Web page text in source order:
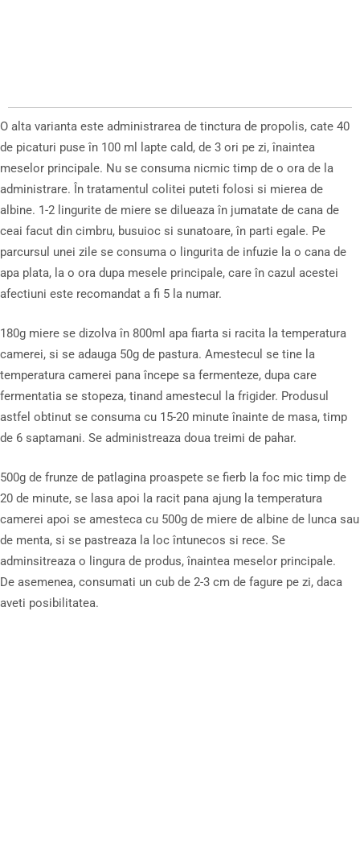
O alta varianta este administrarea de tinctura de propolis, cate 40
de picaturi puse în 100 ml lapte cald, de 3 ori pe zi, înaintea
meselor principale. Nu se consuma nicmic timp de o ora de la
administrare. În tratamentul colitei puteti folosi si mierea de
albine. 1-2 lingurite de miere se dilueaza în jumatate de cana de
ceai facut din cimbru, busuioc si sunatoare, în parti egale. Pe
parcursul unei zile se consuma o lingurita de infuzie la o cana de
apa plata, la o ora dupa mesele principale, care în cazul acestei
afectiuni este recomandat a fi 5 la numar.
180g miere se dizolva în 800ml apa fiarta si racita la temperatura
camerei, si se adauga 50g de pastura. Amestecul se tine la
temperatura camerei pana începe sa fermenteze, dupa care
fermentatia se stopeza, tinand amestecul la frigider. Produsul
astfel obtinut se consuma cu 15-20 minute înainte de masa, timp
de 6 saptamani. Se administreaza doua treimi de pahar.
500g de frunze de patlagina proaspete se fierb la foc mic timp de
20 de minute, se lasa apoi la racit pana ajung la temperatura
camerei apoi se amesteca cu 500g de miere de albine de lunca sau
de menta, si se pastreaza la loc întunecos si rece. Se
adminsitreaza o lingura de produs, înaintea meselor principale.
De asemenea, consumati un cub de 2-3 cm de fagure pe zi, daca
aveti posibilitatea.